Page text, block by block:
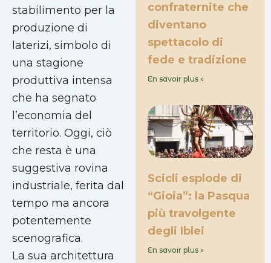
stabilimento per la
produzione di
laterizi, simbolo di
una stagione
produttiva intensa
che ha segnato
l’economia del
territorio. Oggi, ciò
che resta è una
suggestiva rovina
industriale, ferita dal
tempo ma ancora
potentemente
scenografica.
La sua architettura
confraternite che
diventano
spettacolo di
fede e tradizione
En savoir plus »
Scicli esplode di
“Gioia”: la Pasqua
più travolgente
degli Iblei
En savoir plus »